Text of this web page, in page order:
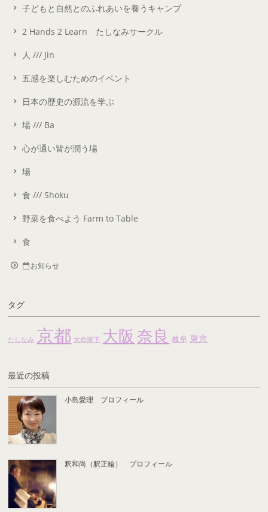
子どもと自然とのふれあいを養うキャンプ
2 Hands 2 Learn たしなみサークル
人 /// Jin
五感を楽しむためのイベント
日本の歴史の源流を学ぶ
場 /// Ba
心が通い皆が潤う場
場
食 /// Shoku
野菜を食べよう Farm to Table
食
お知らせ
タグ
たしなみ 京都 大命降下 大阪 奈良 岐阜 東京
最近の投稿
小島愛理 プロフィール
釈和尚（釈正輪） プロフィール